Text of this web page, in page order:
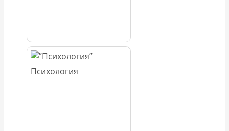
Психология